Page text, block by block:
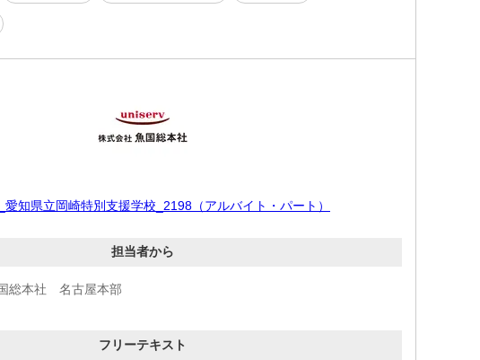
愛知県立岡崎特別支援学校_2198（アルバイト・パート）
担当者から
総本社 名古屋本部
フリーテキスト